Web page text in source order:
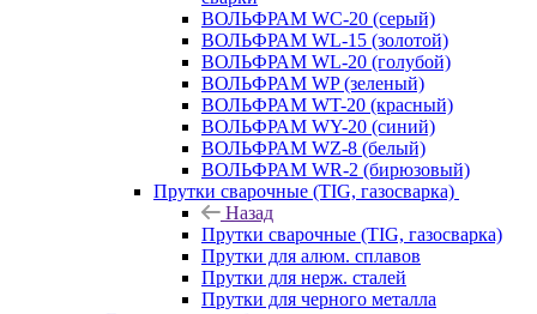
ВОЛЬФРАМ WC-20 (серый)
ВОЛЬФРАМ WL-15 (золотой)
ВОЛЬФРАМ WL-20 (голубой)
ВОЛЬФРАМ WP (зеленый)
ВОЛЬФРАМ WT-20 (красный)
ВОЛЬФРАМ WY-20 (синий)
ВОЛЬФРАМ WZ-8 (белый)
ВОЛЬФРАМ WR-2 (бирюзовый)
Прутки сварочные (TIG, газосварка)
Назад
Прутки сварочные (TIG, газосварка)
Прутки для алюм. сплавов
Прутки для нерж. сталей
Прутки для черного металла